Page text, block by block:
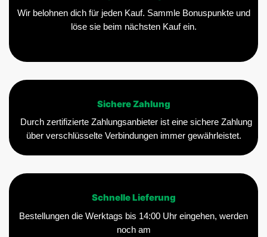
Wir belohnen dich für jeden Kauf. Sammle Bonuspunkte und
löse sie beim nächsten Kauf ein.
Sichere Zahlung
Durch zertifizierte Zahlungsanbieter ist eine sichere Zahlung
über verschlüsselte Verbindungen immer gewährleistet.
Schnelle Lieferung
Bestellungen die Werktags bis 14:00 Uhr eingehen, werden
noch am